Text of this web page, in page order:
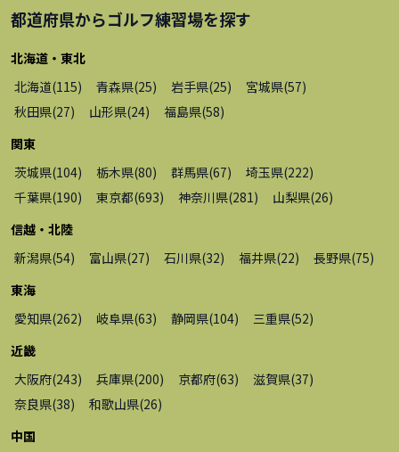
都道府県からゴルフ練習場を探す
北海道・東北
北海道(115) 青森県(25) 岩手県(25) 宮城県(57)
秋田県(27) 山形県(24) 福島県(58)
関東
茨城県(104) 栃木県(80) 群馬県(67) 埼玉県(222)
千葉県(190) 東京都(693) 神奈川県(281 ) 山梨県(26)
信越・北陸
新潟県(54) 富山県(27) 石川県(32) 福井県(22) 長野県(75)
東海
愛知県(262) 岐阜県(63) 静岡県(104) 三重県(52)
近畿
大阪府(243) 兵庫県(200) 京都府(63) 滋賀県(37)
奈良県(38) 和歌山県(26)
中国